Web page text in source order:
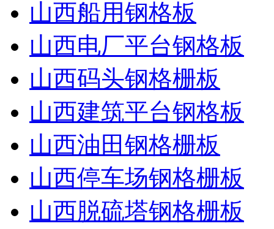
山西船用钢格板
山西电厂平台钢格板
山西码头钢格栅板
山西建筑平台钢格板
山西油田钢格栅板
山西停车场钢格栅板
山西脱硫塔钢格栅板